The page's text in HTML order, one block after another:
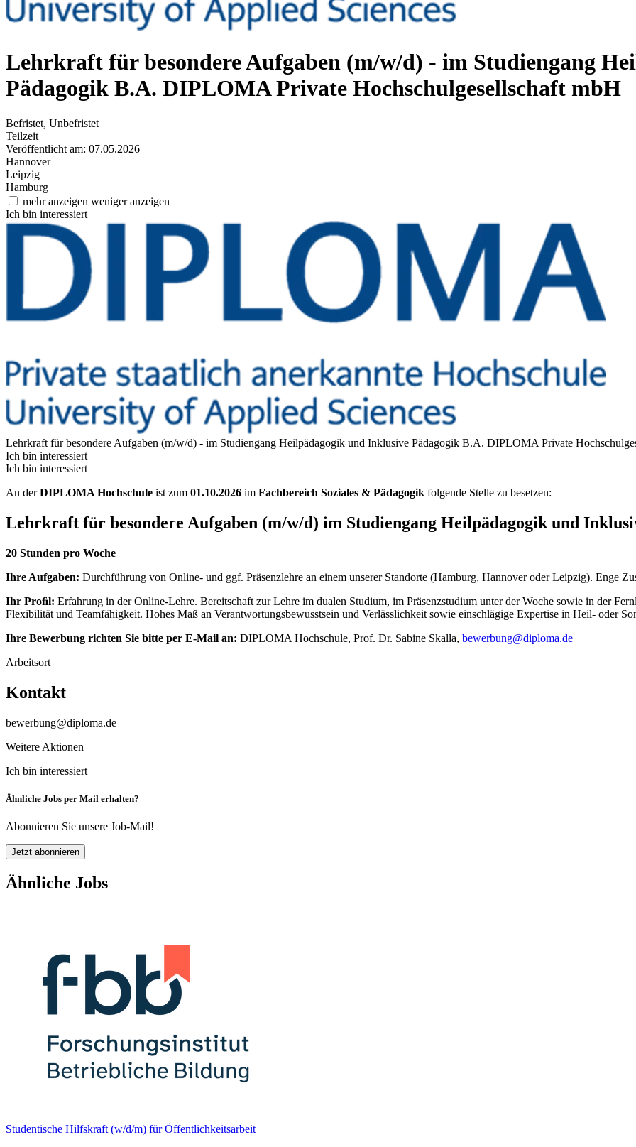
Lehrkraft für besondere Aufgaben (m/w/d) - im Studiengang
Pädagogik B.A. DIPLOMA Private Hochschulgesellschaft mbH
Befristet, Unbefristet
Teilzeit
Veröffentlicht am: 07.05.2026
Hannover
Leipzig
Hamburg
mehr anzeigen weniger anzeigen
Ich bin interessiert
Lehrkraft für besondere Aufgaben (m/w/d) - im Studiengang Heilpädagogik und Inklusive Pädagogik B.A. DIPLOMA Private
Ich bin interessiert
Ich bin interessiert
An derDIPLOMA Hochschule ist zum 01.10.2026 im Fachbereich Soziales & Pädagogik folgende Stelle zu besetzen:
Lehrkraft für besondere Aufgaben (m/w/d) im Studiengang Heilpädagogik und
20 Stunden pro Woche
Ihre Aufgaben: Durchführung von Online- und ggf. Präsenzlehre an einem unserer Standorte (Hamburg, Hannover oder Leipzig). Enge
Ihr Proﬁl: Erfahrung in der Online-Lehre. Bereitschaft zur Lehre im dualen Studium, im Präsenzstudium unter der Woche sowie in der
Flexibilität und Teamfähigkeit. Hohes Maß an Verantwortungsbewusstsein und Verlässlichkeit sowie einschlägige Expertise in Heil- oder
Ihre Bewerbung richten Sie bitte per E-Mail an: DIPLOMA Hochschule, Prof. Dr. Sabine Skalla, bewerbung@diploma.de
Arbeitsort
Kontakt
bewerbung@diploma.de
Weitere Aktionen
Ich bin interessiert
Ähnliche Jobs per Mail erhalten?
Abonnieren Sie unsere Job-Mail!
Jetzt abonnieren
Ähnliche Jobs
Studentische Hilfskraft (w/d/m) für Öffentlichkeitsarbeit